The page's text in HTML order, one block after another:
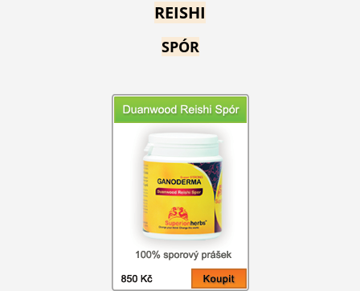
REISHI
SPÓR